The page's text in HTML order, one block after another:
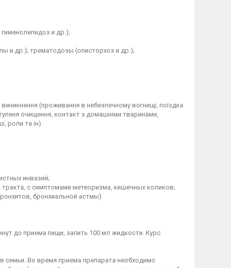
и др.);
и др.); трематодозы (описторхоз и др.);
(проживання в небезпечному вогнищі, поїздка
очищення, контакт з домашніми тваринами,
роли та ін)
инвазий;
с симптомами метеоризма, кишечных коликов;
бронхиальной астмы)
до приема пищи, запить 100 мл жидкости. Курс
семьи. Во время приема препарата необходимо